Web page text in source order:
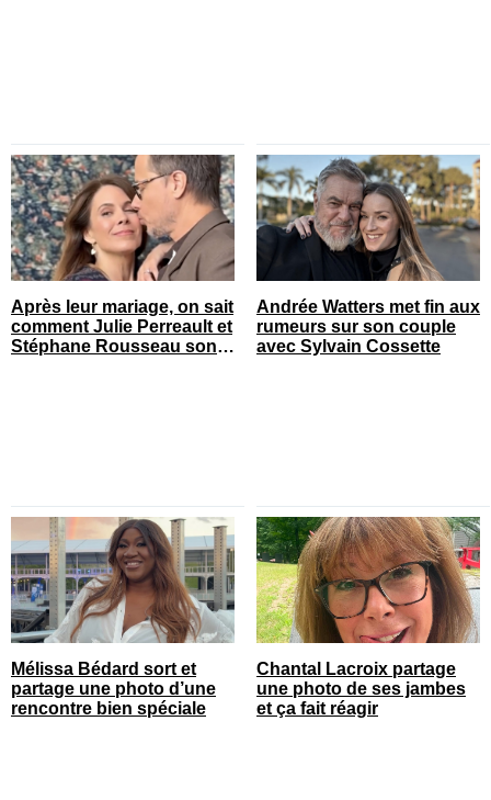
Après leur mariage, on sait
comment Julie Perreault et
Stéphane Rousseau sont
Andrée Watters met fin aux
rumeurs sur son couple
avec Sylvain Cossette
Mélissa Bédard sort et
partage une photo d’une
rencontre bien spéciale
Chantal Lacroix partage
une photo de ses jambes
et ça fait réagir